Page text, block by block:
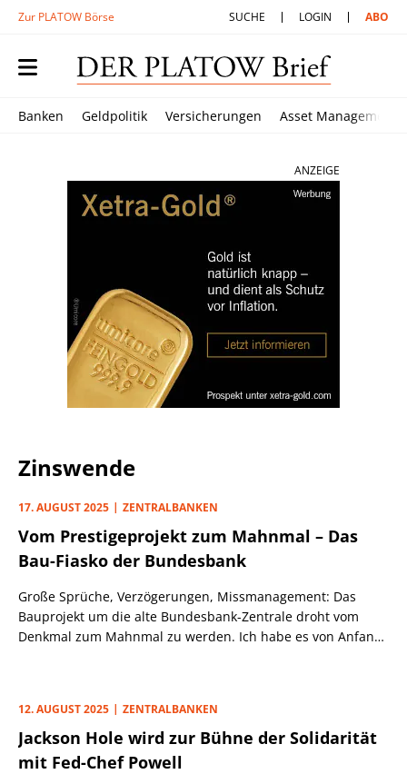
Zur PLATOW Börse SUCHE LOGIN ABO
Banken Geldpolitik Versicherungen Asset Management
ANZEIGE
Zinswende
17. AUGUST 2025 ZENTRALBANKEN
Vom Prestigeprojekt zum Mahnmal – Das
Bau-Fiasko der Bundesbank
Große Sprüche, Verzögerungen, Missmanagement: Das
Bauprojekt um die alte Bundesbank-Zentrale droht vom
Denkmal zum Mahnmal zu werden. Ich habe es von Anfang
12. AUGUST 2025 ZENTRALBANKEN
Jackson Hole wird zur Bühne der Solidarität
mit Fed-Chef Powell